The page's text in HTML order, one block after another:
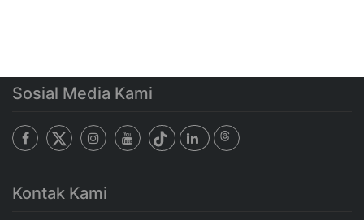
Sosial Media Kami
Kontak Kami